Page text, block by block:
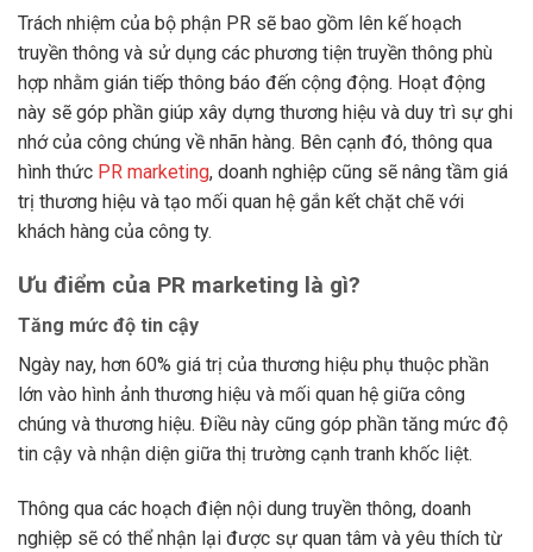
Trách nhiệm của bộ phận PR sẽ bao gồm lên kế hoạch
truyền thông và sử dụng các phương tiện truyền thông phù
hợp nhằm gián tiếp thông báo đến cộng động. Hoạt động
này sẽ góp phần giúp xây dựng thương hiệu và duy trì sự ghi
nhớ của công chúng về nhãn hàng. Bên cạnh đó, thông qua
hình thức PR marketing, doanh nghiệp cũng sẽ nâng tầm giá
trị thương hiệu và tạo mối quan hệ gắn kết chặt chẽ với
khách hàng của công ty.
Ưu điểm của PR marketing là gì?
Tăng mức độ tin cậy
Ngày nay, hơn 60% giá trị của thương hiệu phụ thuộc phần
lớn vào hình ảnh thương hiệu và mối quan hệ giữa công
chúng và thương hiệu. Điều này cũng góp phần tăng mức độ
tin cậy và nhận diện giữa thị trường cạnh tranh khốc liệt.
Thông qua các hoạch điện nội dung truyền thông, doanh
nghiệp sẽ có thể nhận lại được sự quan tâm và yêu thích từ